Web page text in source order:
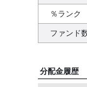
％ランク
ファンド
分配金履歴